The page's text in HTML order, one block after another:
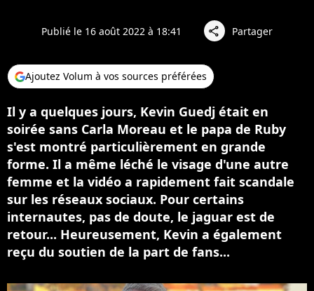
Publié le 16 août 2022 à 18:41 share Partager
Ajoutez Volum à vos sources préférées
Il y a quelques jours, Kevin Guedj était en
soirée sans Carla Moreau et le papa de Ruby
s'est montré particulièrement en grande
forme. Il a même léché le visage d'une autre
femme et la vidéo a rapidement fait scandale
sur les réseaux sociaux. Pour certains
internautes, pas de doute, le jaguar est de
retour... Heureusement, Kevin a également
reçu du soutien de la part de fans...